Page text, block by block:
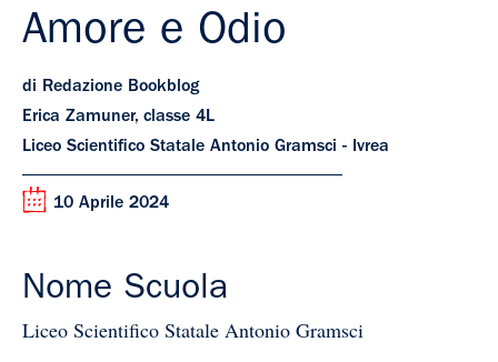
Amore e Odio
di Redazione Bookblog
Erica Zamuner, classe 4L
Liceo Scientifico Statale Antonio Gramsci - Ivrea
10 Aprile 2024
Nome Scuola
Liceo Scientifico Statale Antonio Gramsci